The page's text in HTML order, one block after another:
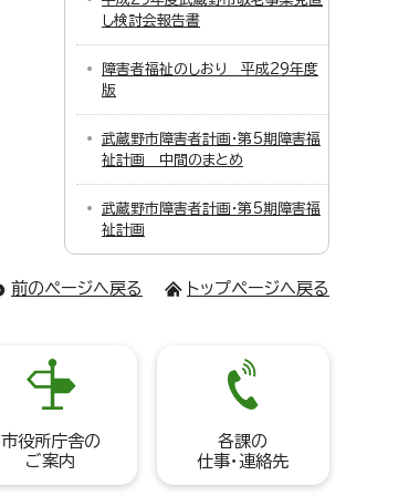
し検討会報告書
障害者福祉のしおり 平成29年度
版
武蔵野市障害者計画・第5期障害福
祉計画 中間のまとめ
武蔵野市障害者計画・第5期障害福
祉計画
前のページへ戻る トップページへ戻る
市役所庁舎の
ご案内
各課の
仕事・連絡先